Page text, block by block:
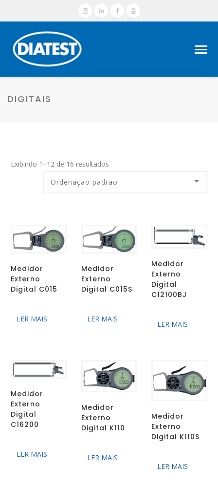
DIGITAIS
Exibindo 1–12 de 16 resultados
Medidor
Externo
Digital C015
LER MAIS
Medidor
Externo
Digital C015S
LER MAIS
Medidor
Externo
Digital
C12100BJ
LER MAIS
Medidor
Externo
Digital
C16200
LER MAIS
Medidor
Externo
Digital K110
LER MAIS
Medidor
Externo
Digital K110S
LER MAIS